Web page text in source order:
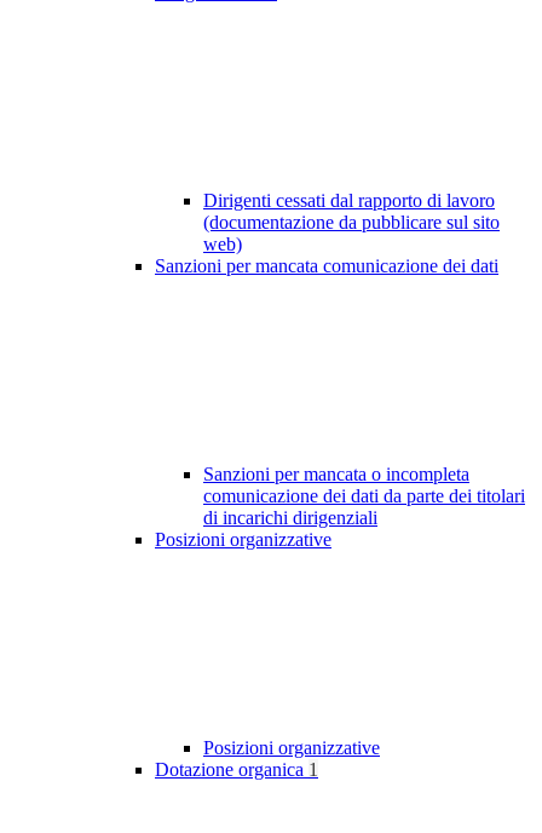
Dirigenti cessati dal rapporto di lavoro
(documentazione da pubblicare sul sito
web)
Sanzioni per mancata comunicazione dei dati
Sanzioni per mancata o incompleta
comunicazione dei dati da parte dei titolari
di incarichi dirigenziali
Posizioni organizzative
Posizioni organizzative
Dotazione organica 1